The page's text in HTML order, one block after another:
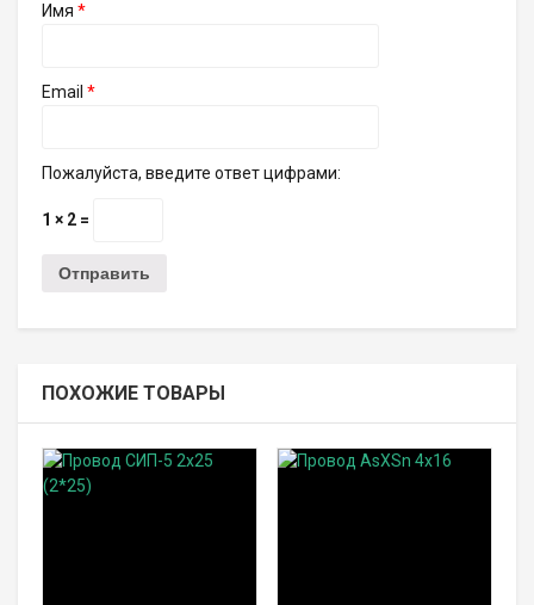
Имя *
Email *
Пожалуйста, введите ответ цифрами:
1 × 2 =
ПОХОЖИЕ ТОВАРЫ